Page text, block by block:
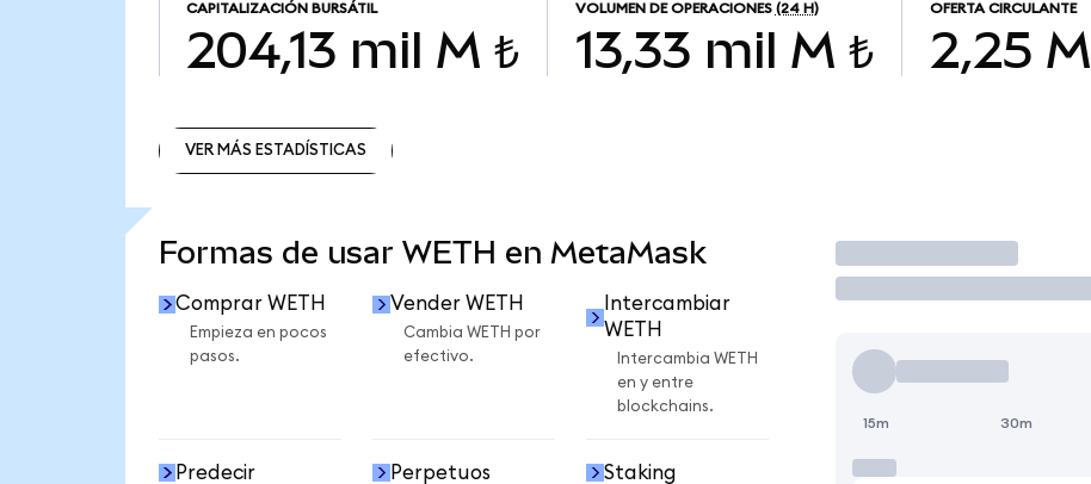
CAPITALIZACIÓN BURSÁTIL
204,13 mil M ₺
VOLUMEN DE OPERACIONES (24 H)
13,33 mil M ₺
OFERTA CIRCULANTE
2,25 M
VER MÁS ESTADÍSTICAS
Formas de usar WETH en MetaMask
Comprar WETH
Empieza en pocos
pasos.
Vender WETH
Cambia WETH por
efectivo.
Intercambiar
WETH
Intercambia WETH
en y entre
blockchains.
Predecir Perpetuos Staking
Operar
15m 30m